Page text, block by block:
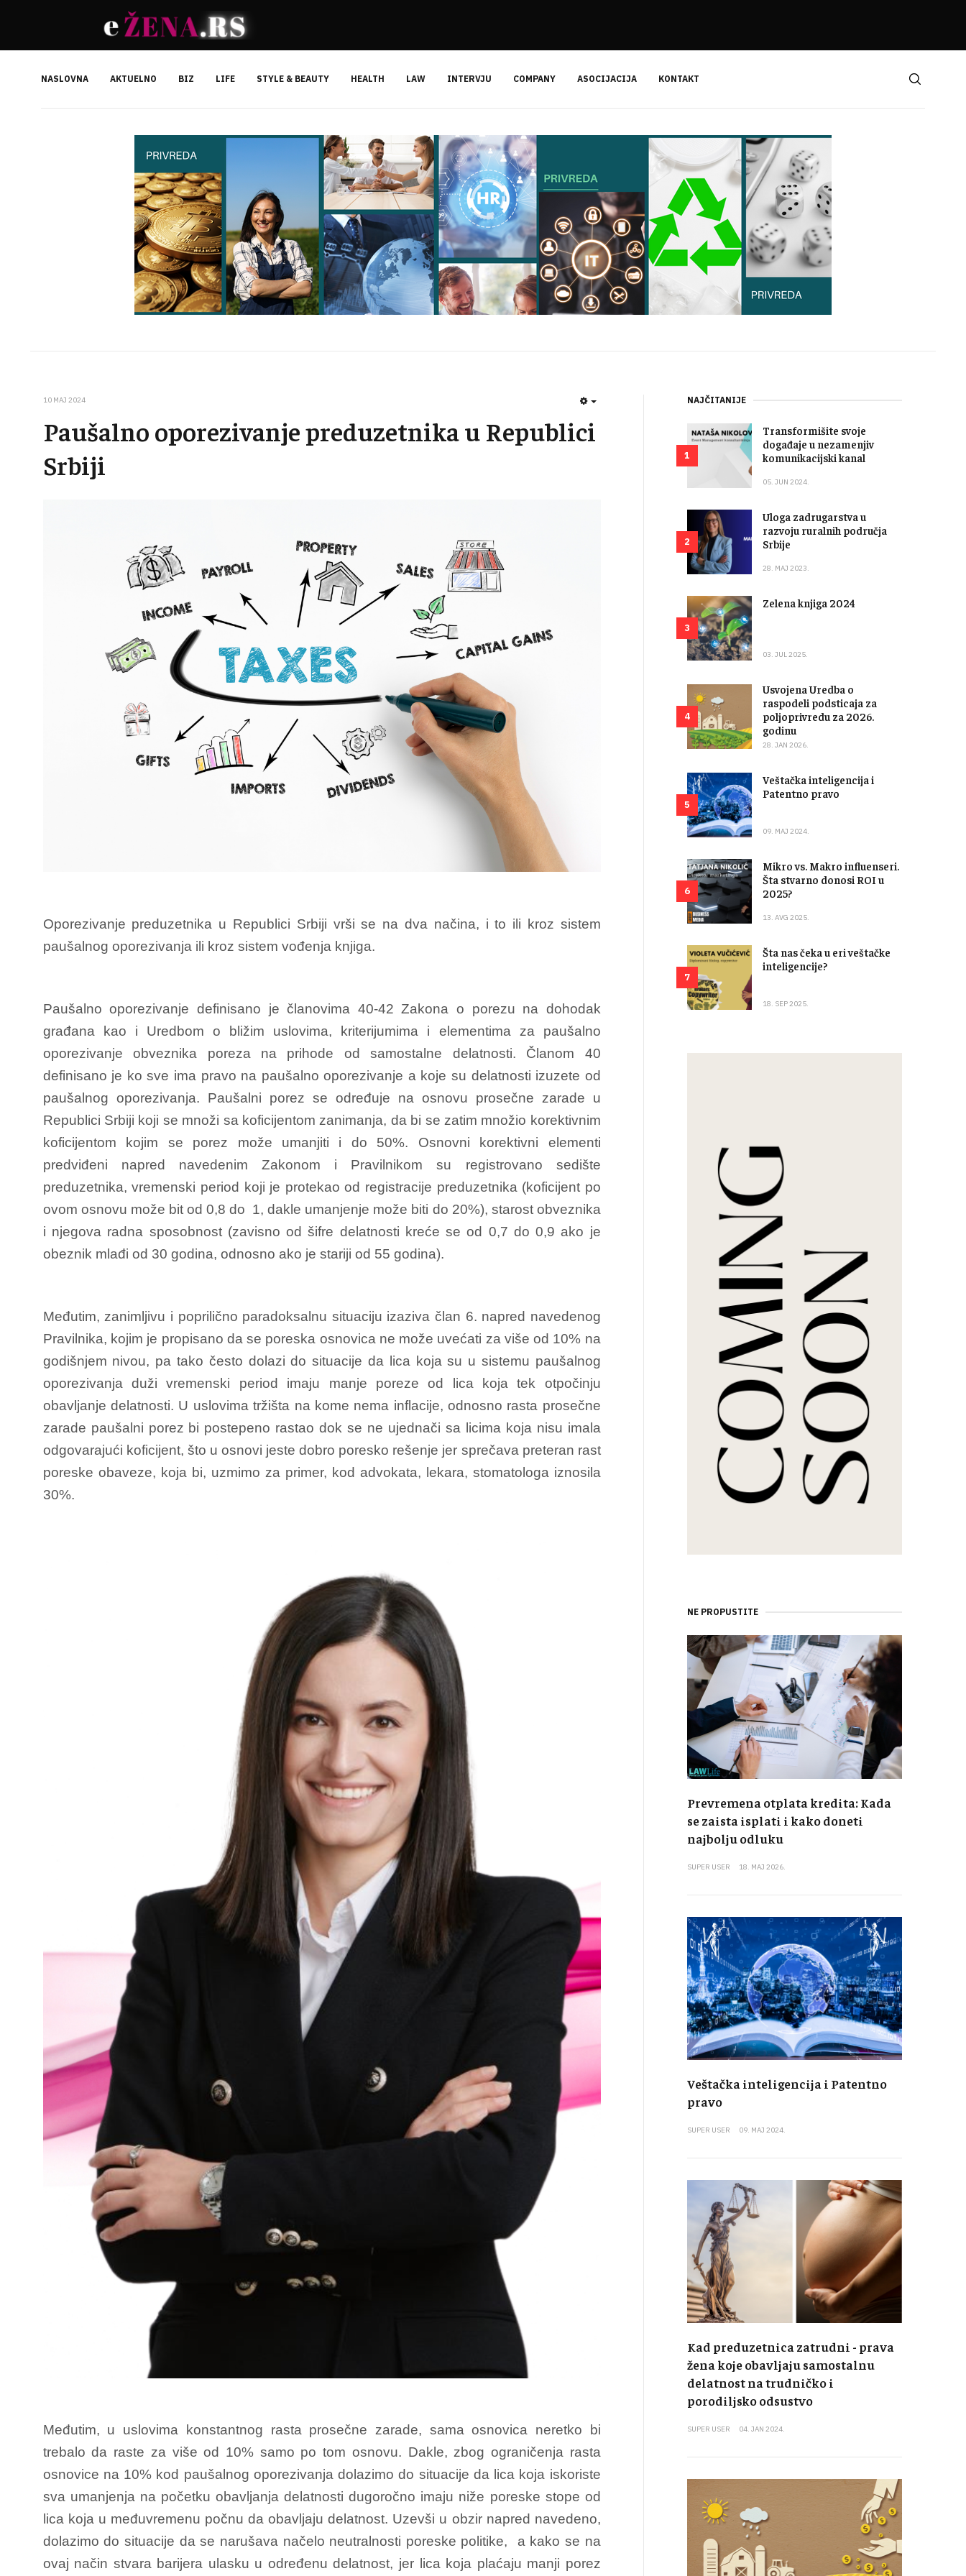
NASLOVNA AKTUELNO BIZ LIFE STYLE & BEAUTY HEALTH LAW INTERVJU COMPANY ASOCIJACIJA KONTAKT
10 MAJ 2024
Paušalno oporezivanje preduzetnika u Republici
Srbiji
Oporezivanje preduzetnika u Republici Srbiji vrši se na dva načina, i to ili kroz sistem
paušalnog oporezivanja ili kroz sistem vođenja knjiga.
Paušalno oporezivanje definisano je članovima 40-42 Zakona o porezu na dohodak
građana kao i Uredbom o bližim uslovima, kriterijumima i elementima za paušalno
oporezivanje obveznika poreza na prihode od samostalne delatnosti. Članom 40
definisano je ko sve ima pravo na paušalno oporezivanje a koje su delatnosti izuzete od
paušalnog oporezivanja. Paušalni porez se određuje na osnovu prosečne zarade u
Republici Srbiji koji se množi sa koficijentom zanimanja, da bi se zatim množio korektivnim
koficijentom kojim se porez može umanjiti i do 50%. Osnovni korektivni elementi
predviđeni napred navedenim Zakonom i Pravilnikom su registrovano sedište
preduzetnika, vremenski period koji je protekao od registracije preduzetnika (koficijent po
ovom osnovu može bit od 0,8 do 1, dakle umanjenje može biti do 20%), starost obveznika
i njegova radna sposobnost (zavisno od šifre delatnosti kreće se od 0,7 do 0,9 ako je
obeznik mlađi od 30 godina, odnosno ako je stariji od 55 godina).
Međutim, zanimljivu i poprilično paradoksalnu situaciju izaziva član 6. napred navedenog
Pravilnika, kojim je propisano da se poreska osnovica ne može uvećati za više od 10% na
godišnjem nivou, pa tako često dolazi do situacije da lica koja su u sistemu paušalnog
oporezivanja duži vremenski period imaju manje poreze od lica koja tek otpočinju
obavljanje delatnosti. U uslovima tržišta na kome nema inflacije, odnosno rasta prosečne
zarade paušalni porez bi postepeno rastao dok se ne ujednači sa licima koja nisu imala
odgovarajući koficijent, što u osnovi jeste dobro poresko rešenje jer sprečava preteran rast
poreske obaveze, koja bi, uzmimo za primer, kod advokata, lekara, stomatologa iznosila
30%.
Međutim, u uslovima konstantnog rasta prosečne zarade, sama osnovica neretko bi
trebalo da raste za više od 10% samo po tom osnovu. Dakle, zbog ograničenja rasta
osnovice na 10% kod paušalnog oporezivanja dolazimo do situacije da lica koja iskoriste
sva umanjenja na početku obavljanja delatnosti dugoročno imaju niže poreske stope od
lica koja u međuvremenu počnu da obavljaju delatnost. Uzevši u obzir napred navedeno,
dolazimo do situacije da se narušava načelo neutralnosti poreske politike, a kako se na
ovaj način stvara barijera ulasku u određenu delatnost, jer lica koja plaćaju manji porez
NAJČITANIJE
1
Transformišite svoje
događaje u nezamenjiv
komunikacijski kanal
05. JUN 2024.
2
Uloga zadrugarstva u
razvoju ruralnih područja
Srbije
28. MAJ 2023.
3
Zelena knjiga 2024
03. JUL 2025.
4
Usvojena Uredba o
raspodeli podsticaja za
poljoprivredu za 2026.
godinu
28. JAN 2026.
5
Veštačka inteligencija i
Patentno pravo
09. MAJ 2024.
6
Mikro vs. Makro influenseri.
Šta stvarno donosi ROI u
2025?
13. AVG 2025.
7
Šta nas čeka u eri veštačke
inteligencije?
18. SEP 2025.
NE PROPUSTITE
Prevremena otplata kredita: Kada
se zaista isplati i kako doneti
najbolju odluku
SUPER USER 18. MAJ 2026.
Veštačka inteligencija i Patentno
pravo
SUPER USER 09. MAJ 2024.
Kad preduzetnica zatrudni - prava
žena koje obavljaju samostalnu
delatnost na trudničko i
porodiljsko odsustvo
SUPER USER 04. JAN 2024.